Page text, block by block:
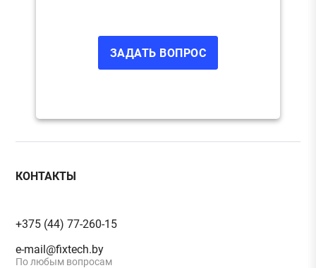
КОНТАКТЫ
+375 (44) 77-260-15
e-mail@fixtech.by
По любым вопросам